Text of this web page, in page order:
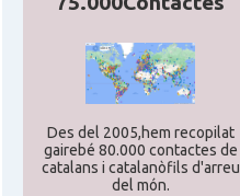
Des del 2005,hem recopilat
gairebé 80.000 contactes de
catalans i catalanòfils d'arreu
del món.